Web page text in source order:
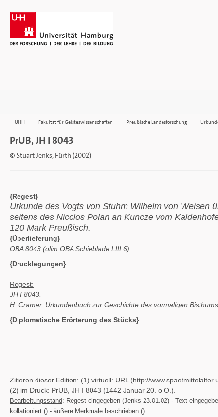
UHH >>> Fakultät für Geisteswissenschaften >>> Preußische Landesforschung >>>
PrUB, JH I 8043
© Stuart Jenks, Fürth (2002)
{Regest}
Urkunde des Vogts von Stuhm Wilhelm von Weisen
seitens des Nicclos Polan an Kuncze vom
120 Mark Preußisch.
{Überlieferung}
OBA 8043 (olim OBA Schieblade LIII 6).
{Drucklegungen}
Regest:
JH I 8043.
H. Cramer, Urkundenbuch zur Geschichte des vormaligen
{Diplomatische Erörterung des Stücks}
Zitieren dieser Edition: (1) virtuell: URL (http://
(2) im Druck: PrUB, JH I 8043 (1442 Januar 20. o.O.).
Bearbeitungsstand: Regest eingegeben (Jenks 23.01.02) - Text
kollationiert () - äußere Merkmale beschrieben ()